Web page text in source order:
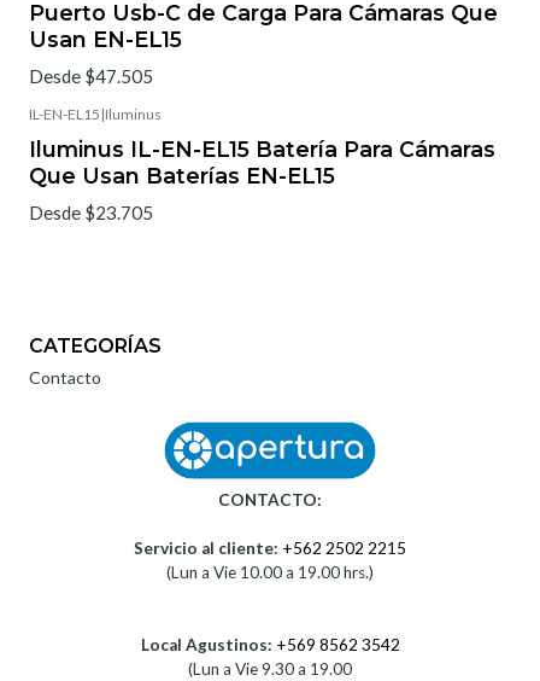
Puerto Usb-C de Carga Para Cámaras Que
Usan EN-EL15
Desde $47.505
IL-EN-EL15 |Iluminus
Iluminus IL-EN-EL15 Batería Para Cámaras
Que Usan Baterías EN-EL15
Desde $23.705
CATEGORÍAS
Contacto
CONTACTO:
Servicio al cliente: +562 2502 2215
(Lun a Vie 10.00 a 19.00 hrs.)
Local Agustinos: +569 8562 3542
(Lun a Vie 9.30 a 19.00